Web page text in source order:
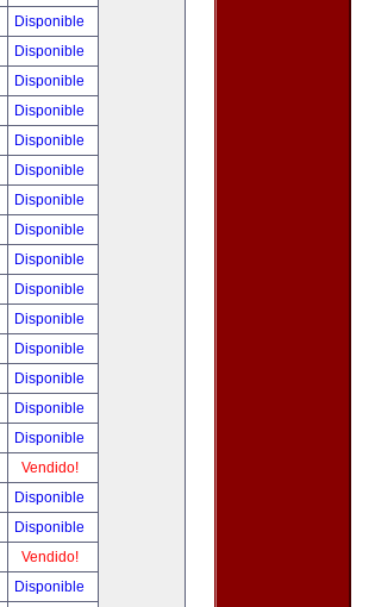
Disponible
Disponible
Disponible
Disponible
Disponible
Disponible
Disponible
Disponible
Disponible
Disponible
Disponible
Disponible
Disponible
Disponible
Disponible
Vendido!
Disponible
Disponible
Vendido!
Disponible